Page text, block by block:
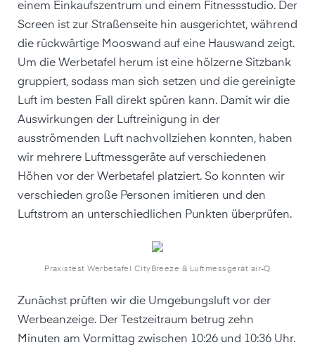
einem Einkaufszentrum und einem Fitnessstudio. Der
Screen ist zur Straßenseite hin ausgerichtet, während
die rückwärtige Mooswand auf eine Hauswand zeigt.
Um die Werbetafel herum ist eine hölzerne Sitzbank
gruppiert, sodass man sich setzen und die gereinigte
Luft im besten Fall direkt spüren kann. Damit wir die
Auswirkungen der Luftreinigung in der
ausströmenden Luft nachvollziehen konnten, haben
wir mehrere Luftmessgeräte auf verschiedenen
Höhen vor der Werbetafel platziert. So konnten wir
verschieden große Personen imitieren und den
Luftstrom an unterschiedlichen Punkten überprüfen.
Praxistest Werbetafel CityBreeze & Luftmessgerät air-Q
Zunächst prüften wir die Umgebungsluft vor der
Werbeanzeige. Der Testzeitraum betrug zehn
Minuten am Vormittag zwischen 10:26 und 10:36 Uhr.